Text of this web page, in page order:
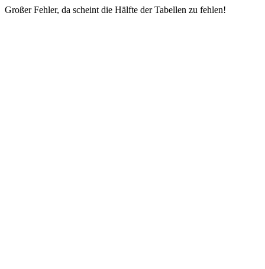
Großer Fehler, da scheint die Hälfte der Tabellen zu fehlen!